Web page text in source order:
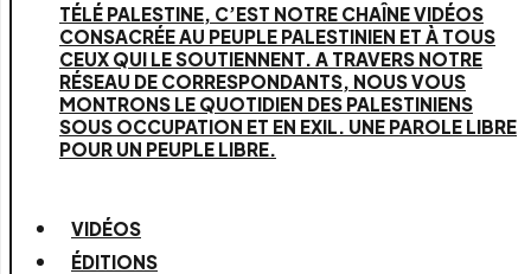
TÉLÉ PALESTINE, C’EST NOTRE CHAÎNE VIDÉOS
CONSACRÉE AU PEUPLE PALESTINIEN ET À TOUS
CEUX QUI LE SOUTIENNENT. A TRAVERS NOTRE
RÉSEAU DE CORRESPONDANTS, NOUS VOUS
MONTRONS LE QUOTIDIEN DES PALESTINIENS
SOUS OCCUPATION ET EN EXIL. UNE PAROLE LIBRE
POUR UN PEUPLE LIBRE.
VIDÉOS
ÉDITIONS